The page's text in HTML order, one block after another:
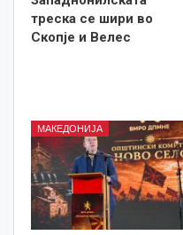
треска се шири во
Скопје и Велес
МАКЕДОНИЈА